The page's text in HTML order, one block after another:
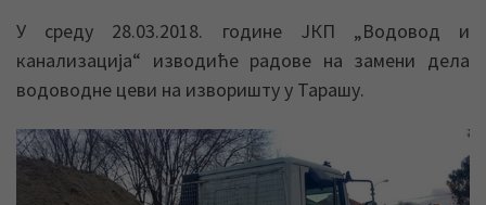
У среду 28.03.2018. године ЈКП „Водовод и
канализација“ изводиће радове на замени дела
водоводне цеви на изворишту у Тарашу.